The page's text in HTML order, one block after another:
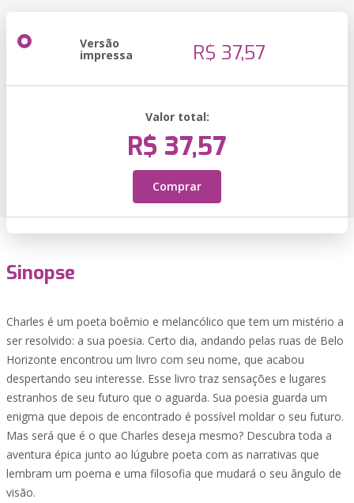
Versão
impressa R$ 37,57
Valor total:
R$ 37,57
Comprar
Sinopse
Charles é um poeta boêmio e melancólico que tem um mistério a
ser resolvido: a sua poesia. Certo dia, andando pelas ruas de Belo
Horizonte encontrou um livro com seu nome, que acabou
despertando seu interesse. Esse livro traz sensações e lugares
estranhos de seu futuro que o aguarda. Sua poesia guarda um
enigma que depois de encontrado é possível moldar o seu futuro.
Mas será que é o que Charles deseja mesmo? Descubra toda a
aventura épica junto ao lúgubre poeta com as narrativas que
lembram um poema e uma filosofia que mudará o seu ângulo de
visão.